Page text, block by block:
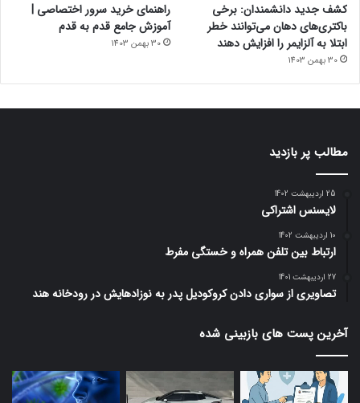
کشف جدید دانشمندان: برخی
باکتری‌های دهان می‌توانند خطر
ابتلا به آلزایمر را افزایش دهند
30 بهمن 1403
راهنمای خرید سرور اختصاصی |
آموزش جامع قدم به قدم
30 بهمن 1403
مطالب پر بازدید
25 اردیبهشت 1402
لایسنس اشتراکی
10 اردیبهشت 1402
ارتباط بین تلفن همراه و خستگی مفرط
27 اردیبهشت 1401
تصاویری از سواری دادن کروکودیل پدر به نوزادهایش در رودخانه هند
آخرین پست های بازبینی شده